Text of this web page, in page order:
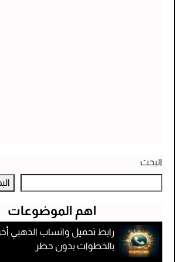
البحث
اهم الموضوعات
رابط تحميل واتساب الذهبي
بالخطوات بدون حظر